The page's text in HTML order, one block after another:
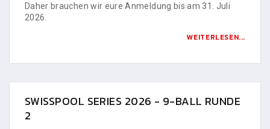
Daher brauchen wir eure Anmeldung bis am 31. Juli
2026.
WEITERLESEN...
SWISSPOOL SERIES 2026 - 9-BALL RUNDE
2